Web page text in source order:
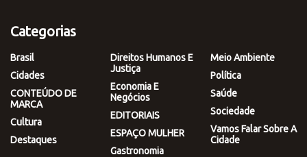
Categorias
Brasil
Cidades
CONTEÚDO DE
MARCA
Cultura
Destaques
Direitos Humanos E
Justiça
Economia E
Negócios
EDITORIAIS
ESPAÇO MULHER
Gastronomia
Meio Ambiente
Política
Saúde
Sociedade
Vamos Falar Sobre A
Cidade